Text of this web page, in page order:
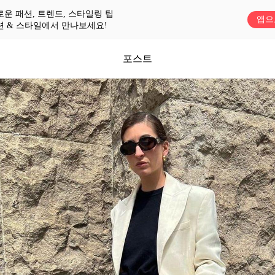
운 패션, 트렌드, 스타일링 팁
& 스타일에서 만나보세요!
앱
포스트